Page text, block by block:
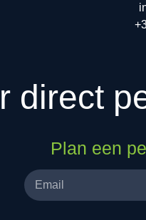
direct
Plan een